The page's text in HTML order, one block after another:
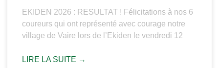
EKIDEN 2026 : RESULTAT ! Félicitations à nos 6
coureurs qui ont représenté avec courage notre
village de Vaire lors de l’Ekiden le vendredi 12
LIRE LA SUITE →